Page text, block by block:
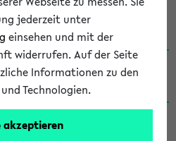
Studies / B.A.
2015)
Studies / B.A.
2013)
Studies / Ba
jederzeit unter
einsehen und mit der
widerrufen. Auf der Seite
Informationen zu den
Technologien.
akzeptieren